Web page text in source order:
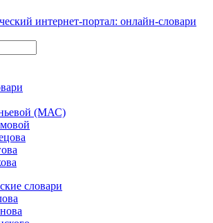
интернет-портал: онлайн-словари
(МАС)
словари